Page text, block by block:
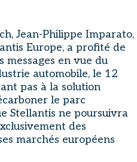
Jean-Philippe Imparato,
Europe, a profité de
messages en vue du
automobile, le 12
pas à la solution
le parc
Stellantis ne poursuivra
des
marchés européens